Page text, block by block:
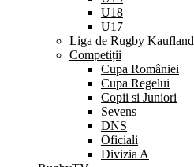
U18
U17
Liga de Rugby Kaufland
Competiții
Cupa României
Cupa Regelui
Copii si Juniori
Sevens
DNS
Oficiali
Divizia A